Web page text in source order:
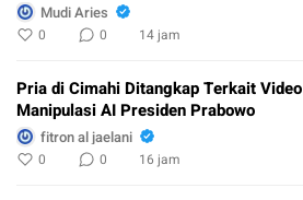
Mudi Aries
0 0 14 jam
Pria di Cimahi Ditangkap Terkait Video
Manipulasi AI Presiden Prabowo
fitron al jaelani
0 0 16 jam